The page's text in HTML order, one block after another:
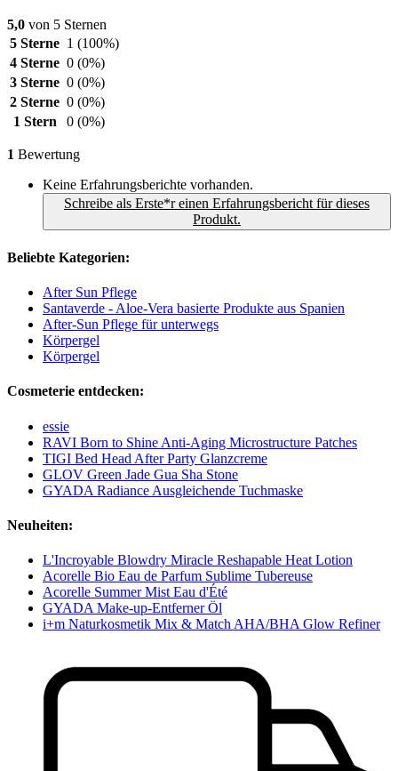
5,0 von 5 Sternen
5 Sterne 1 (100%)
4 Sterne 0 (0%)
3 Sterne 0 (0%)
2 Sterne 0 (0%)
1 Stern
0 (0%)
1 Bewertung
Keine Erfahrungsberichte vorhanden.
Schreibe als Erste*r einen Erfahrungsbericht für dieses
Produkt.
Beliebte Kategorien:
After Sun Pflege
Santaverde - Aloe-Vera basierte Produkte aus Spanien
After-Sun Pflege für unterwegs
Körpergel
Körpergel
Cosmeterie entdecken:
essie
RAVI Born to Shine Anti-Aging Microstructure Patches
TIGI Bed Head After Party Glanzcreme
GLOV Green Jade Gua Sha Stone
GYADA Radiance Ausgleichende Tuchmaske
Neuheiten:
L'Incroyable Blowdry Miracle Reshapable Heat Lotion
Acorelle Bio Eau de Parfum Sublime Tubereuse
Acorelle Summer Mist Eau d'Été
GYADA Make-up-Entferner Öl
i+m Naturkosmetik Mix & Match AHA/BHA Glow Refiner